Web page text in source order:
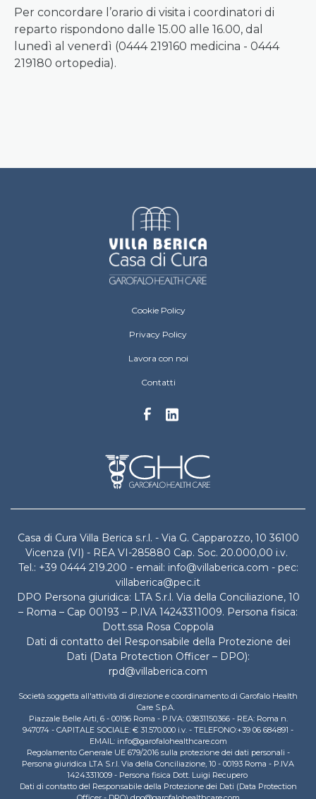
Per concordare l’orario di visita i coordinatori di
reparto rispondono dalle 15.00 alle 16.00, dal
lunedì al venerdì (0444 219160 medicina - 0444
219180 ortopedia).
Villa Berica Footer menu
Cookie Policy
Privacy Policy
Lavora con noi
Contatti
Casa di Cura Villa Berica s.r.l. - Via G. Capparozzo, 10 36100
Vicenza (VI) - REA VI-285880 Cap. Soc. 20.000,00 i.v.
Tel.: +39 0444 219.200 - email: info@villaberica.com - pec:
villaberica@pec.it
DPO Persona giuridica: LTA S.r.l. Via della Conciliazione, 10
– Roma – Cap 00193 – P.IVA 14243311009. Persona fisica:
Dott.ssa Rosa Coppola
Dati di contatto del Responsabile della Protezione dei
Dati (Data Protection Officer – DPO):
rpd@villaberica.com
Società soggetta all'attività di direzione e coordinamento di Garofalo Health
Care S.p.A.
Piazzale Belle Arti, 6 - 00196 Roma - P.IVA: 03831150366 - REA: Roma n.
947074 - CAPITALE SOCIALE: € 31.570.000 i.v. - TELEFONO:+39 06 684891 -
EMAIL: info@garofalohealthcare.com
Regolamento Generale UE 679/2016 sulla protezione dei dati personali -
Persona giuridica LTA S.r.l. Via della Conciliazione, 10 - 00193 Roma - P.IVA
14243311009 - Persona fisica Dott. Luigi Recupero
Dati di contatto del Responsabile della Protezione dei Dati (Data Protection